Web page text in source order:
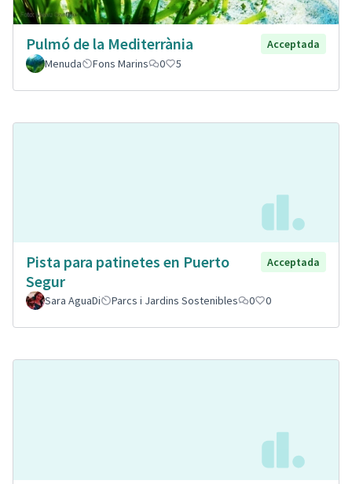
Pulmó de la Mediterrània
Acceptada
Menuda
Fons Marins 0 5
Pista para patinetes en Puerto
Segur
Acceptada
Sara AguaDi Parcs i Jardins Sostenibles 0 0